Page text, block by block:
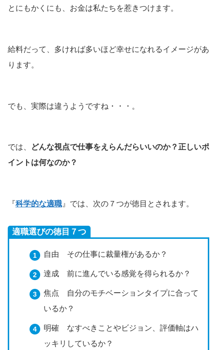
とにもかくにも、お金は私たちを惹きつけます。
給料だって、多ければ多いほど幸せになれるイメージがあ
ります。
でも、実際は違うようですね・・・。
では、
どんな視点で仕事をえらんだらいいのか？正しいポ
イントは何なのか？
『科学的な適職 』では、次の７つが徳目とされます。
適職選びの徳目７つ
自由 その仕事に裁量権があるか？
達成 前に進んでいる感覚を得られるか？
焦点 自分のモチベーションタイプに合って
いるか？
明確 なすべきことやビジョン、評価軸はハ
ッキリしているか？